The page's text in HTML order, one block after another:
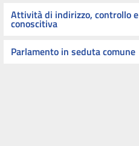
Attività di indirizzo, controllo e
conoscitiva
Parlamento in seduta comune